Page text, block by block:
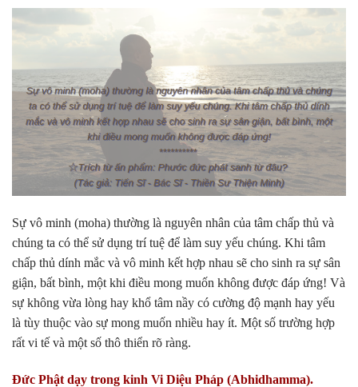
Sự vô minh (moha) thường là nguyên nhân của tâm chấp thủ và
chúng ta có thể sử dụng trí tuệ để làm suy yếu chúng. Khi tâm
chấp thủ dính mắc và vô minh kết hợp nhau sẽ cho sinh ra sự sân
giận, bất bình, một khi điều mong muốn không được đáp ứng! Và
sự không vừa lòng hay khổ tâm nầy có cường độ mạnh hay yếu
là tùy thuộc vào sự mong muốn nhiều hay ít. Một số trường hợp
rất vi tế và một số thô thiển rõ ràng.
Đức Phật dạy trong kinh Vi Diệu Pháp (Abhidhamma).